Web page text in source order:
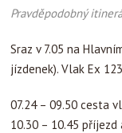
Pravděpodobný
Sraz v 7.05 na
jízdenek). Vlak Ex
07.24 – 09.50 cesta
10.30 – 10.45 příjezd